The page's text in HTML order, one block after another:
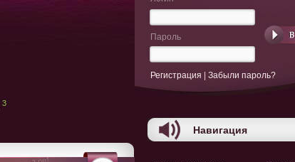
3
Пароль
Регистрация Забыли пароль?
Навигация